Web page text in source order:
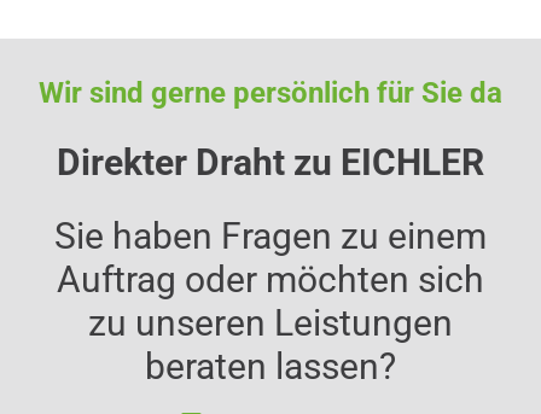
Wir sind gerne persönlich für Sie da
Direkter Draht zu EICHLER
Sie haben Fragen zu einem
Auftrag oder möchten sich
zu unseren Leistungen
beraten lassen?